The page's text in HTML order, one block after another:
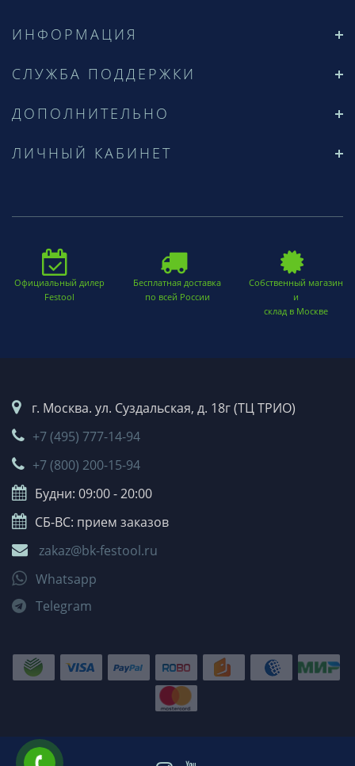
ИНФОРМАЦИЯ
СЛУЖБА ПОДДЕРЖКИ
ДОПОЛНИТЕЛЬНО
ЛИЧНЫЙ КАБИНЕТ
Официальный дилер
Festool
Бесплатная доставка
по всей России
Собственный магазин
и
склад в Москве
г. Москва. ул. Суздальская, д. 18г (ТЦ ТРИО)
+7 (495) 777-14-94
+7 (800) 200-15-94
Будни: 09:00 - 20:00
СБ-ВС: прием заказов
zakaz@bk-festool.ru
Whatsapp
Telegram